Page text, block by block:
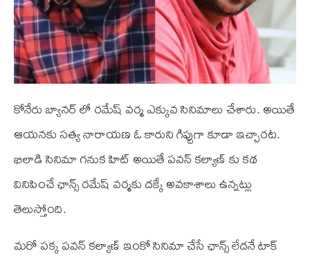
కోనేరు బ్యానర్ లో రమేష్ వర్మ ఎక్కువ సినిమాలు చేశారు. అయితే
ఆయనకు సత్య నారాయణ ఓ కారుని గిప్టుగా కూడా ఇచ్చారట.
ఖిలాడి సినిమా గనుక హిట్ అయితే పవన్ కల్యాణ్ కు కథ
వినిపించే ఛాన్స్ రమేష్ వర్మకు దక్కే అవకాశాలు ఉన్నట్లు
తెలుస్తోంది.
మరో పక్క పవన్ కల్యాణ్ ఇంకో సినిమా చేసే ఛాన్స్ లేదనే టాక్